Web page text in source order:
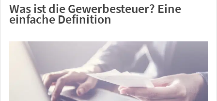
Was ist die Gewerbesteuer? Eine
einfache Definition